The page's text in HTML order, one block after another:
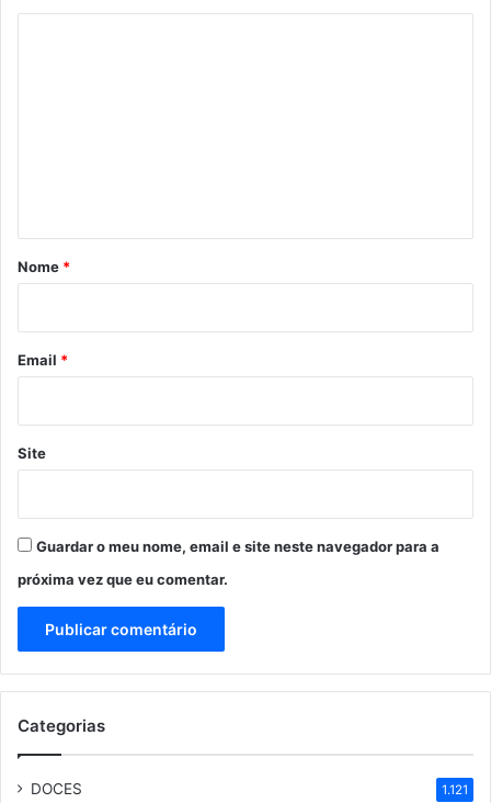
r
*
Nome *
Email *
Site
Guardar o meu nome, email e site neste navegador para a
próxima vez que eu comentar.
Categorias
DOCES 1.121